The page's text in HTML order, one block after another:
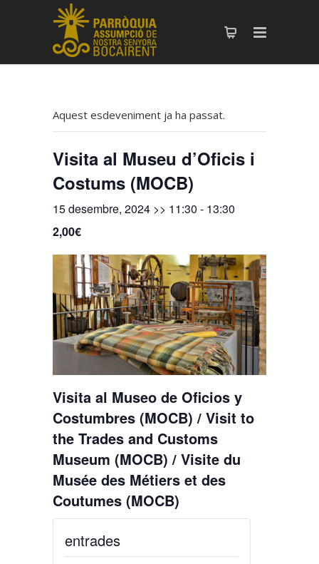
Aquest esdeveniment ja ha passat.
Visita al Museu d’Oficis i
Costums (MOCB)
15 desembre, 2024 >> 11:30 - 13:30
2,00€
Visita al Museo de Oficios y
Costumbres (MOCB) / Visit to
the Trades and Customs
Museum (MOCB) / Visite du
Musée des Métiers et des
Coutumes (MOCB)
entrades